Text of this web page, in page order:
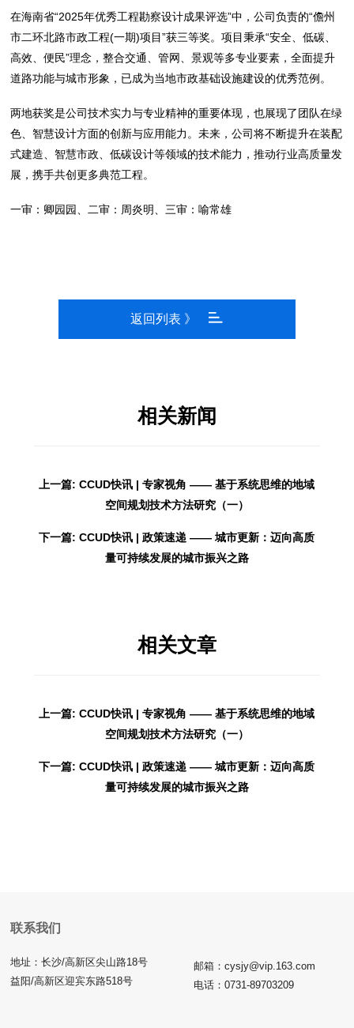
在海南省“2025年优秀工程勘察设计成果评选”中，公司负责的“儋州
市二环北路市政工程(一期)项目”获三等奖。项目秉承“安全、低碳、
高效、便民”理念，整合交通、管网、景观等多专业要素，全面提升
道路功能与城市形象，已成为当地市政基础设施建设的优秀范例。
两地获奖是公司技术实力与专业精神的重要体现，也展现了团队在绿
色、智慧设计方面的创新与应用能力。未来，公司将不断提升在装配
式建造、智慧市政、低碳设计等领域的技术能力，推动行业高质量发
展，携手共创更多典范工程。
一审：卿园园、二审：周炎明、三审：喻常雄
返回列表 》
相关新闻
上一篇: CCUD快讯 | 专家视角 —— 基于系统思维的地域
空间规划技术方法研究（一）
下一篇: CCUD快讯 | 政策速递 —— 城市更新：迈向高质
量可持续发展的城市振兴之路
相关文章
上一篇: CCUD快讯 | 专家视角 —— 基于系统思维的地域
空间规划技术方法研究（一）
下一篇: CCUD快讯 | 政策速递 —— 城市更新：迈向高质
量可持续发展的城市振兴之路
联系我们
地址：长沙/高新区尖山路18号
益阳/高新区迎宾东路518号
邮箱：cysjy@vip.163.com
电话：0731-89703209